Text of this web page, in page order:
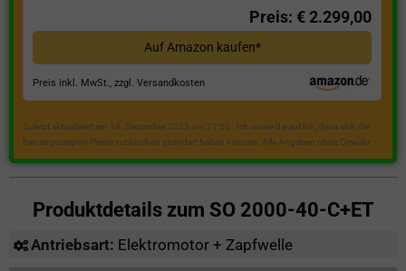
Preis: € 2.299,00
Auf Amazon kaufen*
Preis inkl. MwSt., zzgl. Versandkosten
Zuletzt aktualisiert am 18. Dezember 2023 um 21:50 . Ich weise darauf hin, dass sich die
hier angezeigten Preise inzwischen geändert haben können. Alle Angaben ohne Gewähr.
Produktdetails zum SO 2000-40-C+ET
Antriebsart: Elektromotor + Zapfwelle